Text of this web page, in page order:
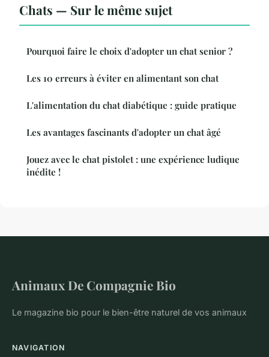
Chats — Sur le même sujet
Pourquoi faire le choix d'adopter un chat senior ?
Les 10 erreurs à éviter en alimentant son chat
L'alimentation du chat diabétique : guide pratique
Les avantages fascinants d'adopter un chat âgé
Jouez avec le chat pistolet : une expérience ludique
inédite !
Animaux De Compagnie Bio
Le magazine bio pour le bien-être naturel de vos animaux
NAVIGATION